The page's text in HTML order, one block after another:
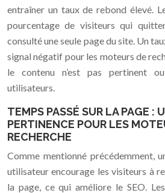
entraîner un taux de rebond élevé.
pourcentage de visiteurs qui
consulté une seule page du site. Un
signal négatif pour les moteurs de
le contenu n’est pas pertinent
utilisateurs.
TEMPS PASSÉ SUR LA PAGE :
PERTINENCE POUR LES
RECHERCHE
Comme mentionné précédemment,
utilisateur encourage les visiteurs à
la page, ce qui améliore le SEO.